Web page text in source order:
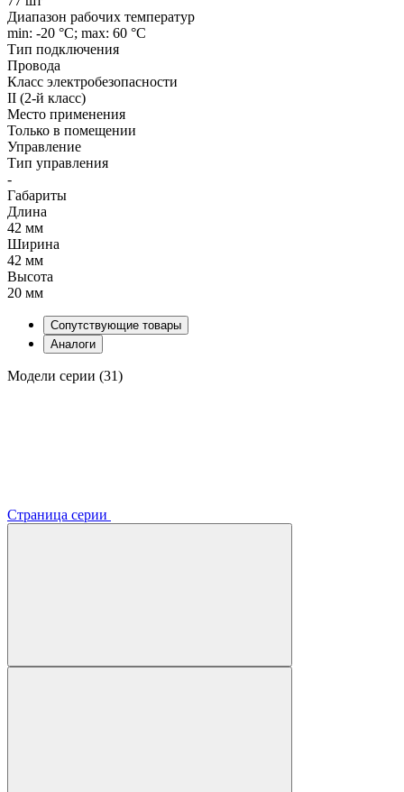
Диапазон рабочих температур
min: -20 °C; max: 60 °C
Тип подключения
Провода
Класс электробезопасности
II (2-й класс)
Место применения
Только в помещении
Управление
Тип управления
-
Габариты
Длина
42 мм
Ширина
42 мм
Высота
20 мм
Сопутствующие товары
Аналоги
Модели серии (31)
Страница серии